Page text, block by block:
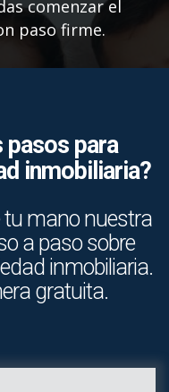
comenzar el
paso firme.
pasos para
inmobiliaria?
tu mano nuestra
a paso sobre
inmobiliaria.
gratuita.